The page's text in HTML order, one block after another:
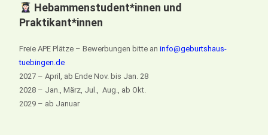
Hebammenstudent*innen und
Praktikant*innen
Freie APE Plätze – Bewerbungen bitte aninfo@geburtshaus-
tuebingen.de
2027 – April, ab Ende Nov. bis Jan. 28
2028 – Jan., März, Jul., Aug., ab Okt.
2029 – ab Januar